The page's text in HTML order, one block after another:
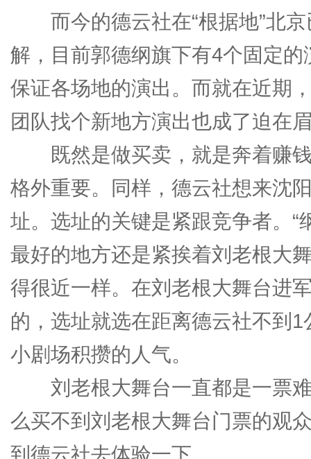
而今的德云社在“根据地”北京
解，目前郭德纲旗下有4个固定
保证各场地的演出。而就在近期
团队找个新地方演出也成了迫在
既然是做买卖，就是奔着赚钱
格外重要。同样，德云社想来沈
址。选址的关键是紧跟竞争者。“
最好的地方还是紧挨着刘老根大
得很近一样。在刘老根大舞台进
的，选址就选在距离德云社不到
小剧场积攒的人气。
刘老根大舞台一直都是一票难
么买不到刘老根大舞台门票的观
到德云社去体验一下。